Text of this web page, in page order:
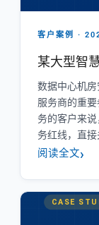
客户案例 ·
某大型智
数据中心机
服务商的重
务的客户来
务红线，直
阅读全文